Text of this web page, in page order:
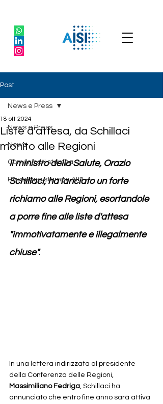
Post
News e Press
News
Comunicati stampa
Rassegna stampa AISI
News e Press
Liste d'attesa, da Schillaci
monito alle Regioni
18 ott 2024
Il ministro della Salute, Orazio
Schillaci, ha lanciato un forte
richiamo alle Regioni, esortandole
a porre fine alle liste d'attesa
"immotivatamente e illegalmente
chiuse".
In una lettera indirizzata al presidente
della Conferenza delle Regioni,
Massimiliano Fedriga , Schillaci ha
annunciato che entro fine anno sarà attiva